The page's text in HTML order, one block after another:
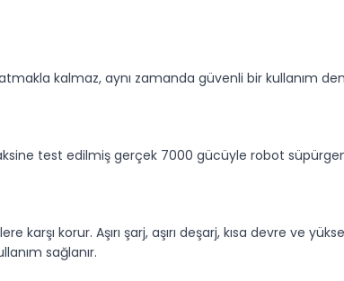
kalmaz, aynı zamanda güvenli bir kullanım
aksine test edilmiş gerçek 7000 gücüyle robot
karşı korur. Aşırı şarj, aşırı deşarj, kısa devre ve
sağlanır.